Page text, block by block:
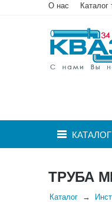
О нас Каталог
ТРУБА
Каталог